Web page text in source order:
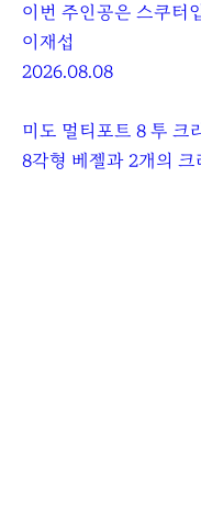
이번 주인공은 스쿠터
이재섭
2026.08.08
미도 멀티포트 8 투 크
8각형 베젤과 2개의 크